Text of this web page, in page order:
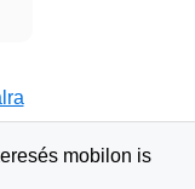
mobilon is